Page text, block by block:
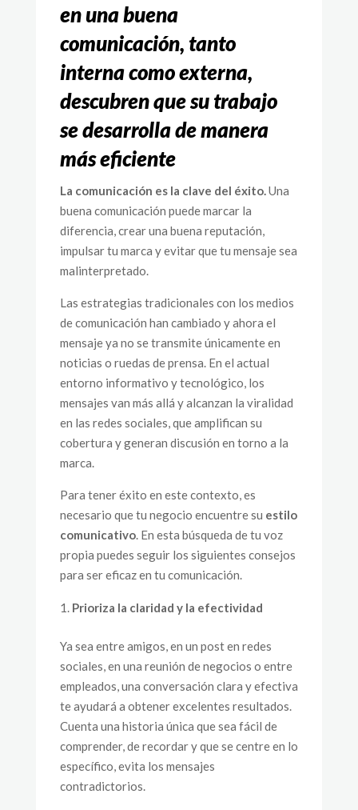
en una buena
comunicación, tanto
interna como externa,
descubren que su trabajo
se desarrolla de manera
más eficiente
La comunicación es la clave del éxito.Una
buena comunicación puede marcar la
diferencia, crear una buena reputación,
impulsar tu marca y evitar que tu mensaje sea
malinterpretado.
Las estrategias tradicionales con los medios
de comunicación han cambiado y ahora el
mensaje ya no se transmite únicamente en
noticias o ruedas de prensa. En el actual
entorno informativo y tecnológico, los
mensajes van más allá y alcanzan la viralidad
en las redes sociales, que amplifican su
cobertura y generan discusión en torno a la
marca.
Para tener éxito en este contexto, es
necesario que tu negocio encuentre su estilo
comunicativo. En esta búsqueda de tu voz
propia puedes seguir los siguientes consejos
para ser eficaz en tu comunicación.
Prioriza la claridad y la efectividad
Ya sea entre amigos, en un post en redes
sociales, en una reunión de negocios o entre
empleados, una conversación clara y efectiva
te ayudará a obtener excelentes resultados.
Cuenta una historia única que sea fácil de
comprender, de recordar y que se centre en lo
específico, evita los mensajes
contradictorios.